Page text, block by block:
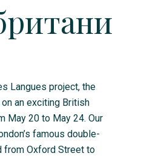
Langues project, the
an exciting British
May 20 to May 24. Our
famous double-
from Oxford Street to